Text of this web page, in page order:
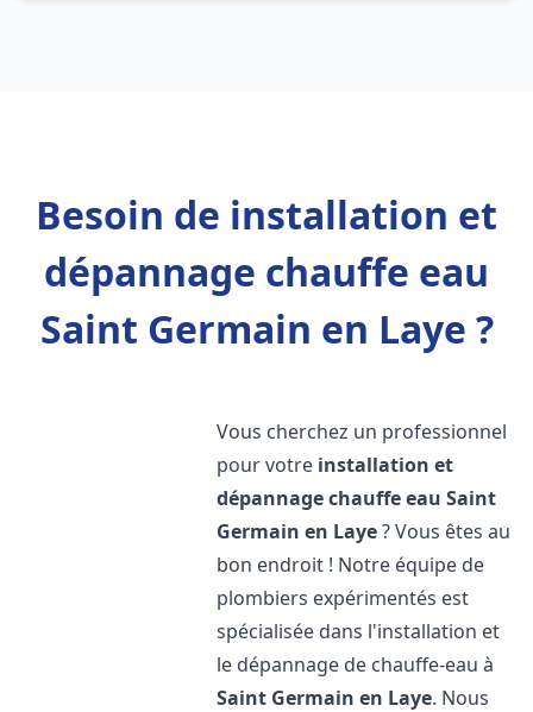
Besoin de installation et
dépannage chauffe eau
Saint Germain en Laye ?
Vous cherchez un professionnel
pour votre installation et
dépannage chauffe eau Saint
Germain en Laye? Vous êtes au
bon endroit ! Notre équipe de
plombiers expérimentés est
spécialisée dans l'installation et
le dépannage de chauffe-eau à
Saint Germain en Laye. Nous